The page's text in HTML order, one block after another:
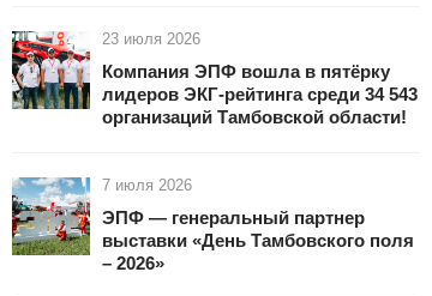
23 июля 2026
Компания ЭПФ вошла в пятёрку
лидеров ЭКГ-рейтинга среди 34 543
организаций Тамбовской области!
7 июля 2026
ЭПФ — генеральный партнер
выставки «День Тамбовского поля
– 2026»